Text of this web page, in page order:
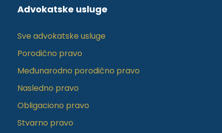
Advokatske usluge
Sve advokatske usluge
Porodično pravo
Međunarodno porodično pravo
Nasledno pravo
Obligaciono pravo
Stvarno pravo